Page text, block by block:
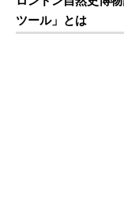
ツール」とは